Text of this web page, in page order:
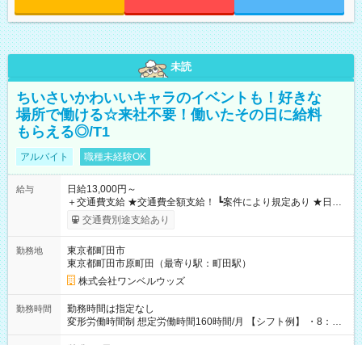
未読
ちいさいかわいいキャラのイベントも！好きな
場所で働ける☆来社不要！働いたその日に給料
もらえる◎/T1
アルバイト 職種未経験OK
給与
日給13,000円～
＋交通費支給 ★交通費全額支給！ ┗案件により規定あり ★日払
いOK！（規定あり） ┗働いたその日に現金GET♪ お仕事後はコ
ンビニATMから 日払い分を引き落とせます！ 【試用期間】試
交通費別途支給あり
勤務地
東京都町田市
東京都町田市原町田（最寄り駅：町田駅）
株式会社ワンベルウッズ
勤務時間
勤務時間は指定なし
変形労働時間制 想定労働時間160時間/月 【シフト例】 ・8：00
～21：00